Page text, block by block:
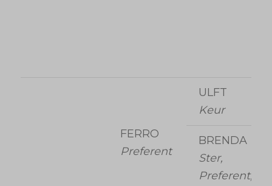
FERRO
Preferent
ULFT
Keur
BRENDA
Ster,
Preferent,